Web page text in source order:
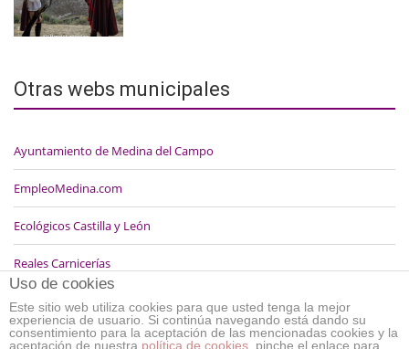
Otras webs municipales
Ayuntamiento de Medina del Campo
EmpleoMedina.com
Ecológicos Castilla y León
Reales Carnicerías
Uso de cookies
Este sitio web utiliza cookies para que usted tenga la mejor
experiencia de usuario. Si continúa navegando está dando su
consentimiento para la aceptación de las mencionadas cookies y la
aceptación de nuestra política de cookies , pinche el enlace para